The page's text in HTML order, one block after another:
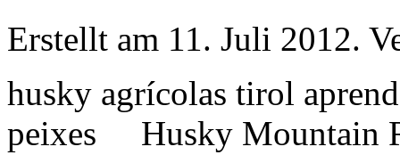
Erstellt am 11. Juli 2012.
husky agrícolas tirol
peixes Husky Mountain